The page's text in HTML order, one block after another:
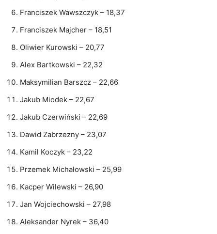
Franciszek Wawszczyk – 18,37
Franciszek Majcher – 18,51
Oliwier Kurowski – 20,77
Alex Bartkowski – 22,32
Maksymilian Barszcz – 22,66
Jakub Miodek – 22,67
Jakub Czerwiński – 22,69
Dawid Zabrzezny – 23,07
Kamil Koczyk – 23,22
Przemek Michałowski – 25,99
Kacper Wilewski – 26,90
Jan Wojciechowski – 27,98
Aleksander Nyrek – 36,40